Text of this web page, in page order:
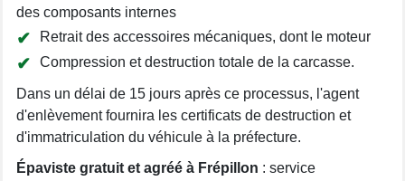
des composants internes
Retrait des accessoires mécaniques, dont le moteur
Compression et destruction totale de la carcasse.
Dans un délai de 15 jours après ce processus, l'agent
d'enlèvement fournira les certificats de destruction et
d'immatriculation du véhicule à la préfecture.
Épaviste gratuit et agréé à Frépillon : service